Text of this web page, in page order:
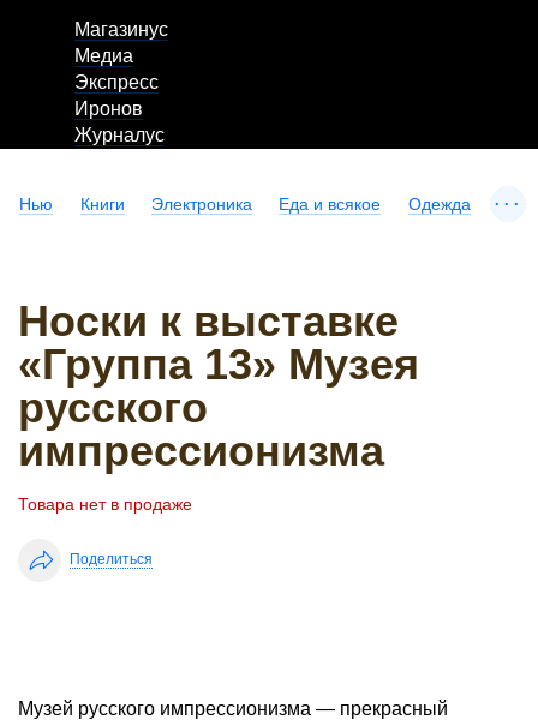
Магазинус
Медиа
Экспресс
Иронов
Журналус
Нью Книги Электроника Еда и всякое Одежда ...
Носки к выставке
«Группа 13» Музея
русского
импрессионизма
Товара нет в продаже
Поделиться
Музей русского импрессионизма — прекрасный